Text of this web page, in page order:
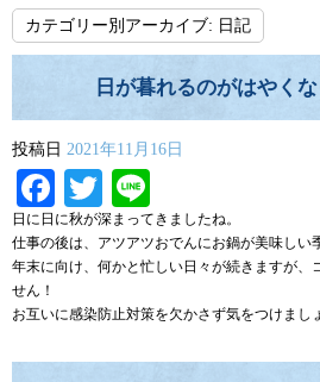
カテゴリー別アーカイブ: 日記
日が暮れるのがはやく
投稿日 2021年11月16日
Facebook
Twitter
日に日に秋が深まってきましたね。
仕事の後は、アツアツおでんにお鍋が美味しい
年末に向け、何かと忙しい日々が続きますが、
せん！
お互いに感染防止対策を欠かさず気をつけまし